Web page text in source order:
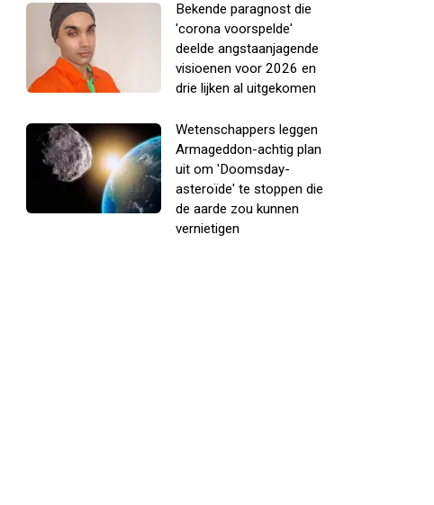
Bekende paragnost die
'corona voorspelde'
deelde angstaanjagende
visioenen voor 2026 en
drie lijken al uitgekomen
Wetenschappers leggen
Armageddon-achtig plan
uit om 'Doomsday-
asteroïde' te stoppen die
de aarde zou kunnen
vernietigen